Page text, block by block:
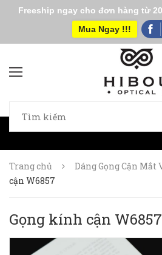
Trang chủ Dáng Gọng Cận Mắt
cận W6857
Gọng kính cận W6857
Freeship ngay cho đơn hàng từ
Mua Ngay !!!